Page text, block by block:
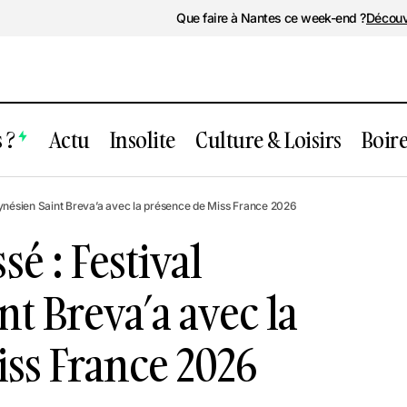
Que faire à Nantes ce week-end ?
Actu Insolite Culture & Loisirs
passé : Festival Polynésien Saint
Saint Breva’a avec la présence de Miss France 2026
: Festival
Breva’a avec la
France 2026